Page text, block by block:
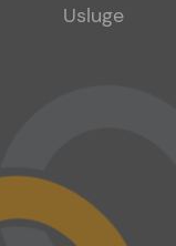
Usluge